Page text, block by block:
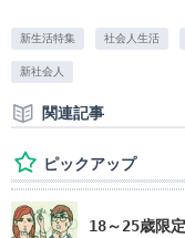
新生活特集 社会人生活
新社会人
関連記事
ピックアップ
18～25歳限